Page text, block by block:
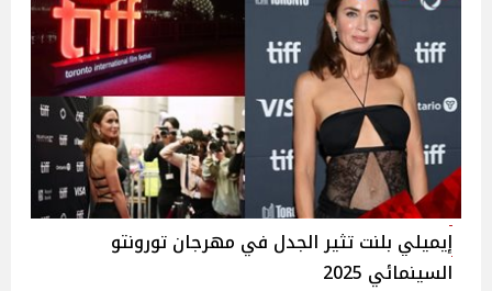
إيميلي بلنت تثير الجدل في مهرجان تورونتو
السينمائي 2025